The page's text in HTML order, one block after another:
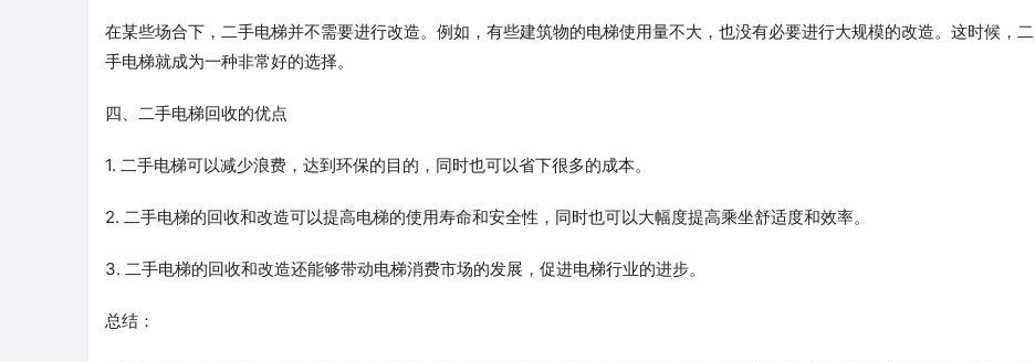
在某些场合下，二手电梯并不需要进行改造。例如，有些建筑物的电梯使用量不大，也没有必要进行大规模的改造。这时候，二
手电梯就成为一种非常好的选择。
四、二手电梯回收的优点
1. 二手电梯可以减少浪费，达到环保的目的，同时也可以省下很多的成本。
2. 二手电梯的回收和改造可以提高电梯的使用寿命和安全性，同时也可以大幅度提高乘坐舒适度和效率。
3. 二手电梯的回收和改造还能够带动电梯消费市场的发展，促进电梯行业的进步。
总结：